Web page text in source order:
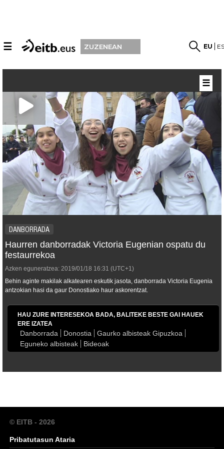
☰ ZUZENEAN EU
DANBORRADA
Haurren danborradak Victoria Eugenian ospatu du
festaurrekoa
Azken eguneratzea: 2019/01/18 16:31 (UTC+1)
Behin aginte makilak alkatearen eskutik jasota, danborrada Victoria Eugenia
antzokian hasi da gaur Donostiako haur askorentzat.
HAU ZURE INTERESEKOA BADA, BALITEKE BESTE GAI HAUEK
ERE IZATEA
Danborrada Donostia
Gaurko albisteak Gipuzkoa
Eguneko albisteak
Bideoak
☰
© EITB - 2026
Pribatutasun Ataria